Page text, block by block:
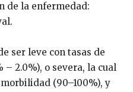
de la enfermedad:
ser leve con tasas de
– 2.0%), o severa, la cual
(90–100%), y